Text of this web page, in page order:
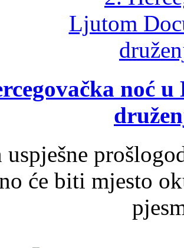
noć
uspješne
će biti mjesto